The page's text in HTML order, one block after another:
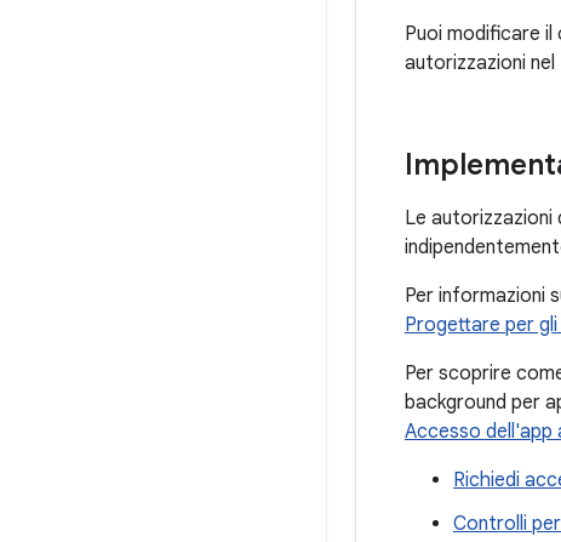
Puoi modificare il
autorizzazioni
Le autorizzazioni
Per informazioni
Progettare per
Per scoprire
background per
Accesso dell'app
Richiedi
Controlli